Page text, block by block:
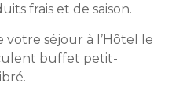
frais et de saison.
séjour à l’Hôtel le
buffet petit-